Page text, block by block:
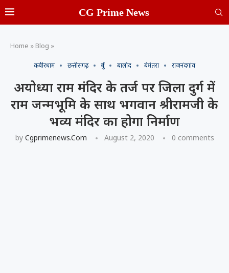
CG Prime News
Home » Blog »
कबीरधाम छत्तीसगढ़ दुर्ग बालोद बेमेतरा राजनंदगांव
अयोध्या राम मंदिर के तर्ज पर जिला दुर्ग में
राम जन्मभूमि के साथ भगवान श्रीरामजी के
भव्य मंदिर का होगा निर्माण
by Cgprimenews.com August 2, 2020 0 comments